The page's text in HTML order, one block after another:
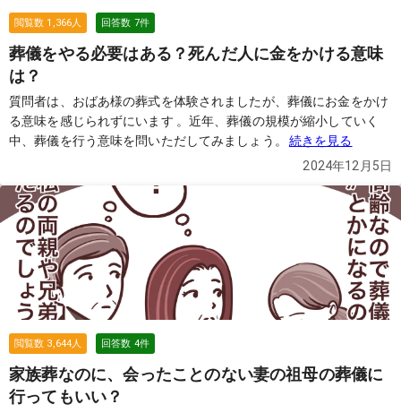
閲覧数 1,366人 回答数 7件
葬儀をやる必要はある？死んだ人に金をかける意味
は？
質問者は、おばあ様の葬式を体験されましたが、葬儀にお金をかけ
る意味を感じられずにいます 。近年、葬儀の規模が縮小していく
中、葬儀を行う意味を問いただしてみましょう。
続きを見る
2024年12月5日
閲覧数 3,644人 回答数 4件
家族葬なのに、会ったことのない妻の祖母の葬儀に
行ってもいい？